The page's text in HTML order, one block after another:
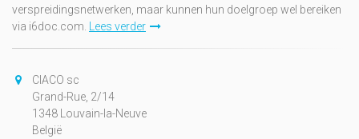
verspreidingsnetwerken, maar kunnen hun doelgroep wel bereiken
via i6doc.com.
Lees verder
CIACO sc
Grand-Rue, 2/14
1348 Louvain-la-Neuve
België